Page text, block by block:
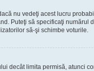
nu vedeţi acest lucru
Puteţi să specificaţi numărul
să-şi schimbe voturile.
decât limita permisă, atunci